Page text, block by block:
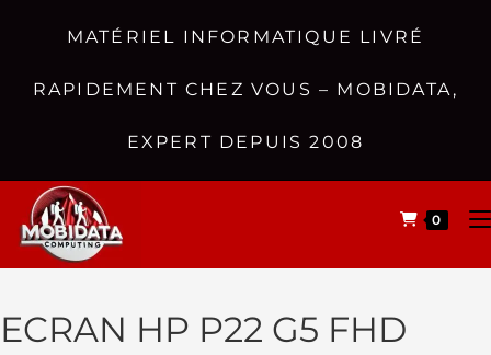
MATÉRIEL INFORMATIQUE LIVRÉ
RAPIDEMENT CHEZ VOUS – MOBIDATA,
EXPERT DEPUIS 2008
0
ECRAN HP P22 G5 FHD